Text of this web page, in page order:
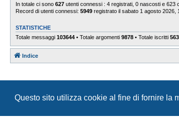
Questo sito utilizza cookie al fine di fornire la
In totale ci sono 627 utenti connessi : 4 registrati, 0 nascosti e 623
Record di utenti connessi: 5949 registrato il sabato 1 agosto 2026,
STATISTICHE
Totale messaggi 103644 • Totale argomenti 9878 • Totale iscritti
Indice